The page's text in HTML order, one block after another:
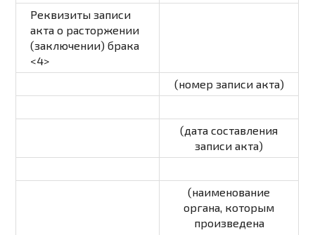
Реквизиты записи
акта о расторжении
(заключении) брака
<4>
(номер записи акта)
(дата составления
записи акта)
(наименование
органа, которым
произведена